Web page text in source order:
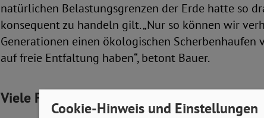
natürlichen Belastungsgrenzen der Erde hatte so
konsequent zu handeln gilt. „Nur so können wir
Generationen einen ökologischen Scherbenhaufen
auf freie Entfaltung haben“, betont Bauer.
Viele Förderinstrumente sind sozial
Cookie-Hinweis und Einstellungen